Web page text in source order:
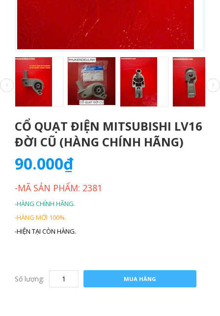
CỔ QUẠT ĐIỆN MITSUBISHI LV16
ĐỜI CŨ (HÀNG CHÍNH HÃNG)
90.000₫
-MÃ SẢN PHẨM: 2381
-HÀNG CHÍNH HÃNG.
-HÀNG MỚI 100%.
-HIỆN TẠI CÒN HÀNG.
Số lượng: MUA HÀNG